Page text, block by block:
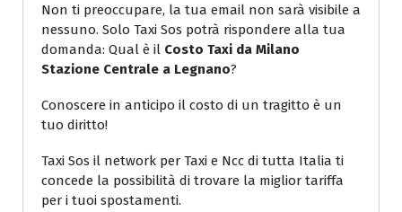
Non ti preoccupare, la tua email non sarà visibile a
nessuno. Solo Taxi Sos potrà rispondere alla tua
domanda: Qual è il Costo Taxi da Milano
Stazione Centrale a Legnano?
Conoscere in anticipo il costo di un tragitto è un
tuo diritto!
Taxi Sos il network per Taxi e Ncc di tutta Italia ti
concede la possibilità di trovare la miglior tariffa
per i tuoi spostamenti.